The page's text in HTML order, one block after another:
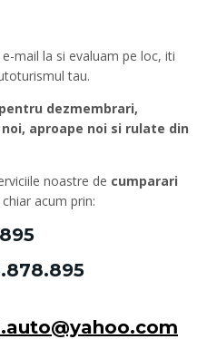
mail la si evaluam pe loc, iti
tau.
dezmembrari,
aproape noi si rulate din
noastre de cumparari
acum prin: